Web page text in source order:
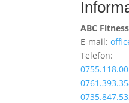
ABC
E-mail:
Telefon: